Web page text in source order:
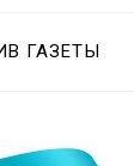
ГАЗЕТЫ